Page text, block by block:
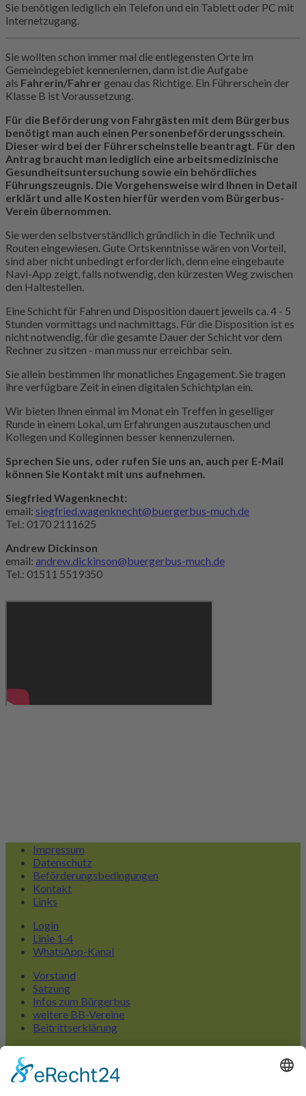
Sie benötigen lediglich ein Telefon und ein Tablett oder PC mit
Internetzugang.
Sie wollten schon immer mal die entlegensten Orte im
Gemeindegebiet kennenlernen, dann ist die Aufgabe
als Fahrerin/Fahrer genau das Richtige. Ein Führerschein der
Klasse B ist Voraussetzung.
Für die Beförderung von Fahrgästen mit dem Bürgerbus
benötigt man auch einen Personenbeförderungsschein.
Dieser wird bei der Führerscheinstelle beantragt. Für den
Antrag braucht man lediglich eine arbeitsmedizinische
Gesundheitsuntersuchung sowie ein behördliches
Führungszeugnis. Die Vorgehensweise wird Ihnen in Detail
erklärt und alle Kosten hierfür werden vom Bürgerbus-
Verein übernommen.
Sie werden selbstverständlich gründlich in die Technik und
Routen eingewiesen. Gute Ortskenntnisse wären von Vorteil,
sind aber nicht unbedingt erforderlich, denn eine eingebaute
Navi-App zeigt, falls notwendig, den kürzesten Weg zwischen
den Haltestellen.
Eine Schicht für Fahren und Disposition dauert jeweils ca. 4 - 5
Stunden vormittags und nachmittags. Für die Disposition ist es
nicht notwendig, für die gesamte Dauer der Schicht vor dem
Rechner zu sitzen - man muss nur erreichbar sein.
Sie allein bestimmen Ihr monatliches Engagement. Sie tragen
ihre verfügbare Zeit in einen digitalen Schichtplan ein.
Wir bieten Ihnen einmal im Monat ein Treffen in geselliger
Runde in einem Lokal, um Erfahrungen auszutauschen und
Kollegen und Kolleginnen besser kennenzulernen.
Sprechen Sie uns, oder rufen Sie uns an, auch per E-Mail
können Sie Kontakt mit uns aufnehmen.
Siegfried Wagenknecht:
email: siegfried.wagenknecht@buergerbus-much.de
Tel.: 0170 2111625
Andrew Dickinson
email: andrew.dickinson@buergerbus-much.de
Tel.: 01511 5519350
Impressum
Datenschutz
Beförderungsbedingungen
Kontakt
Links
Login
Linie 1-4
WhatsApp-Kanal
Vorstand
Satzung
Infos zum Bürgerbus
weitere BB-Vereine
Beitrittserklärung
FAQ Bedarfshaltestellen
Linienübersicht